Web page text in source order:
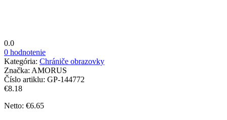
0.0
0 hodnotenie
Kategória: Chrániče obrazovky
Značka: AMORUS
Číslo artiklu: GP-144772
€8.18
Netto: €6.65